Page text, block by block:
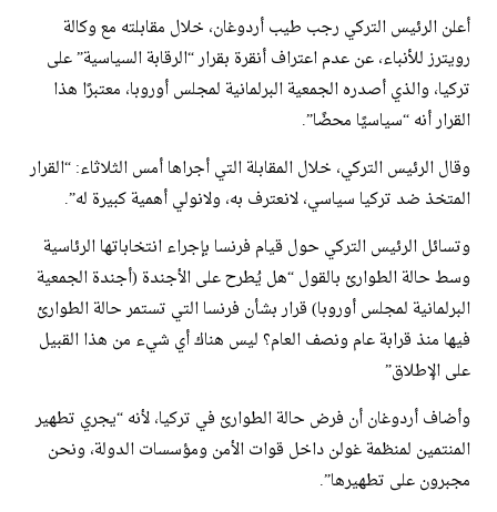
أعلن الرئيس التركي رجب طيب أردوغان، خلال مقابلته مع وكالة
رويترز للأنباء، عن عدم اعتراف أنقرة بقرار “الرقابة السياسية” على
تركيا، والذي أصدره الجمعية البرلمانية لمجلس أوروبا، معتبرًا هذا
القرار أنه “سياسيًا محضًا”.
وقال الرئيس التركي، خلال المقابلة التي أجراها أمس الثلاثاء: “القرار
المتخذ ضد تركيا سياسي، لانعترف به، ولانولي أهمية كبيرة له”.
وتسائل الرئيس التركي حول قيام فرنسا بإجراء انتخاباتها الرئاسية
وسط حالة الطوارئ بالقول “هل يُطرح على الأجندة (أجندة الجمعية
البرلمانية لمجلس أوروبا) قرار بشأن فرنسا التي تستمر حالة الطوارئ
فيها منذ قرابة عام ونصف العام؟ ليس هناك أي شيء من هذا القبيل
على الإطلاق”
وأضاف أردوغان أن فرض حالة الطوارئ في تركيا، لأنه “يجري تطهير
المنتمين لمنظمة غولن داخل قوات الأمن ومؤسسات الدولة، ونحن
مجبرون على تطهيرها”.